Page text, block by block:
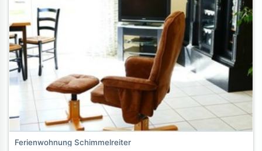
Ferienwohnung Schimmelreiter